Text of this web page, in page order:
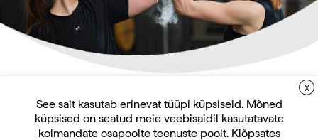
kõverdamise masin pikali
asendis
X
See sait kasutab erinevat tüüpi küpsiseid. Mõned
küpsised on seatud meie veebisaidil kasutatavate
kolmandate osapoolte teenuste poolt. Klõpsates
LIITUGE UUDISKIRJAGA
Uudiskirja tellijana saate jooksvat teavet ja